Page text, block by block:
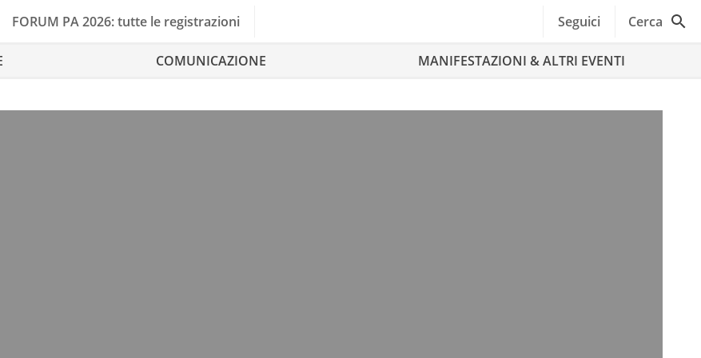
FORUM PA 2026: tutte le registrazioni Seguici Cerca
COMUNICAZIONE MANIFESTAZIONI & ALTRI EVENTI